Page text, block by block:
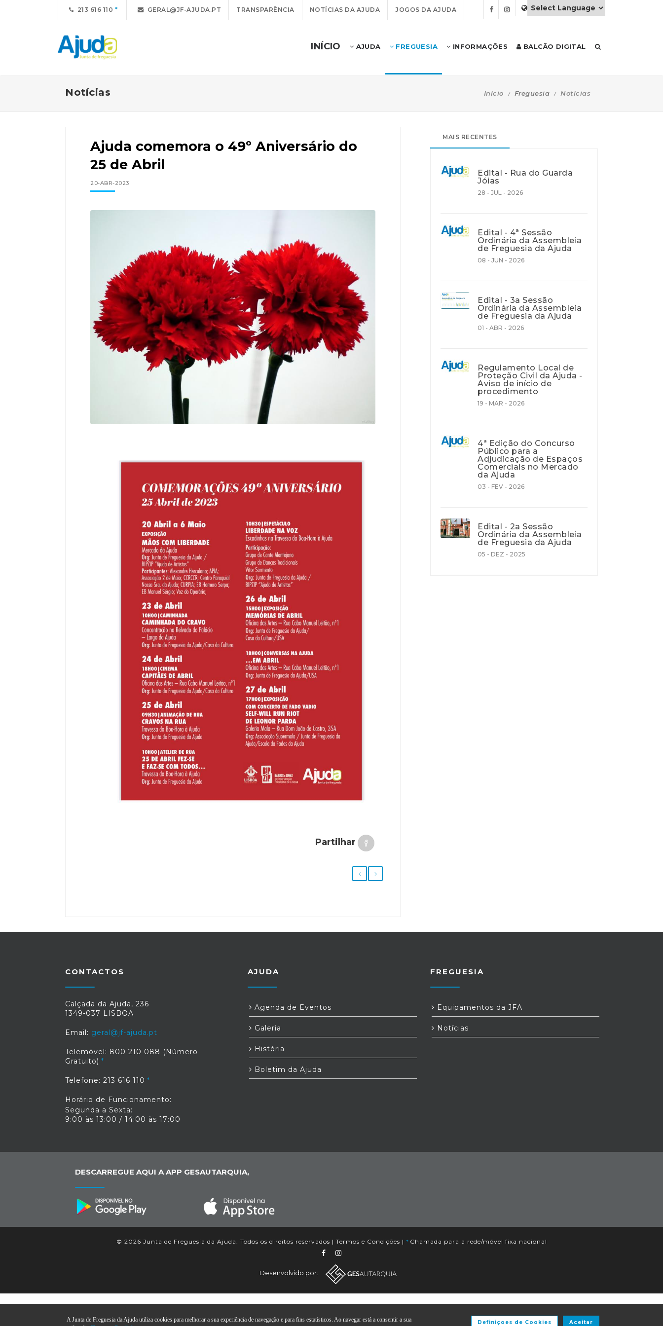
213 616 110 GERAL@JF-AJUDA.PT TRANSPARÊNCIA NOTÍCIAS DA AJUDA JOGOS DA AJUDA
INÍCIO AJUDA FREGUESIA INFORMAÇÕES BALCÃO DIGITAL
Notícias Início Freguesia Notícias
Ajuda comemora o 49º Aniversário do
25 de Abril
20-ABR-2023
Partilhar
MAIS RECENTES
Edital - Rua do Guarda
Jóias
28 - JUL - 2026
Edital - 4ª Sessão
Ordinária da Assembleia
de Freguesia da Ajuda
08 - JUN - 2026
Edital - 3a Sessão
Ordinária da Assembleia
de Freguesia da Ajuda
01 - ABR - 2026
Regulamento Local de
Proteção Civil da Ajuda -
Aviso de início de
procedimento
19 - MAR - 2026
4ª Edição do Concurso
Público para a
Adjudicação de Espaços
Comerciais no Mercado
da Ajuda
03 - FEV - 2026
Edital - 2a Sessão
Ordinária da Assembleia
de Freguesia da Ajuda
05 - DEZ - 2025
CONTACTOS
Calçada da Ajuda, 236
1349-037 LISBOA
Email: geral@jf-ajuda.pt
Telemóvel: 800 210 088 (Número
Gratuito)
Telefone: 213 616 110
Horário de Funcionamento:
Segunda a Sexta:
9:00 às 13:00 / 14:00 às 17:00
AJUDA
Agenda de Eventos
Galeria
História
Boletim da Ajuda
FREGUESIA
Equipamentos da JFA
Notícias
DESCARREGUE AQUI A APP GESAUTARQUIA,
© 2026 Junta de Freguesia da Ajuda. Todos os direitos reservados | Termos e Condições | * Chamada para a rede/móvel fixa nacional
Desenvolvido por:
A Junta de Freguesia da Ajuda utiliza cookies para melhorar a sua experiência de navegação e para fins estatísticos. Ao navegar está a consentir a sua
Aceitar
Definiçoes de Cookies